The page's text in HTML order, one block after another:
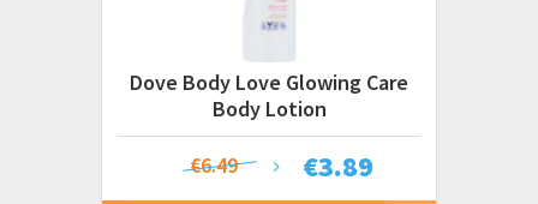
Dove Body Love Glowing Care
Body Lotion
€3.89
€6.49